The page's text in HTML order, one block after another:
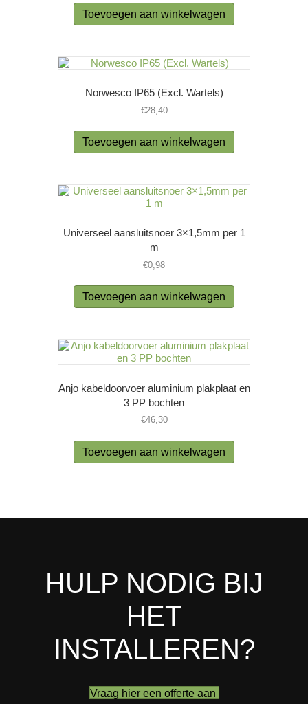
Toevoegen aan winkelwagen
Norwesco IP65 (Excl. Wartels)
€28,40
Toevoegen aan winkelwagen
Universeel aansluitsnoer 3×1,5mm per 1
m
€0,98
Toevoegen aan winkelwagen
Anjo kabeldoorvoer aluminium plakplaat en
3 PP bochten
€46,30
Toevoegen aan winkelwagen
HULP NODIG BIJ
HET
INSTALLEREN?
Vraag hier een offerte aan